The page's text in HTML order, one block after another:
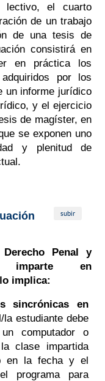
lectivo, el cuarto
de un trabajo
de una tesis de
consistirá en
en práctica los
por los
un informe jurídico
y el ejercicio
de magíster, en
se exponen uno
y plenitud de
subir
Penal y
imparte en
implica:
sincrónicas en
la estudiante debe
computador o
clase impartida
en la fecha y el
programa para